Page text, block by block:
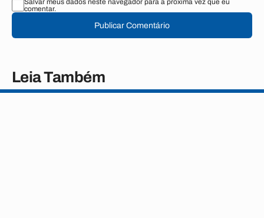
Salvar meus dados neste navegador para a próxima vez que eu
comentar.
Publicar Comentário
Leia Também